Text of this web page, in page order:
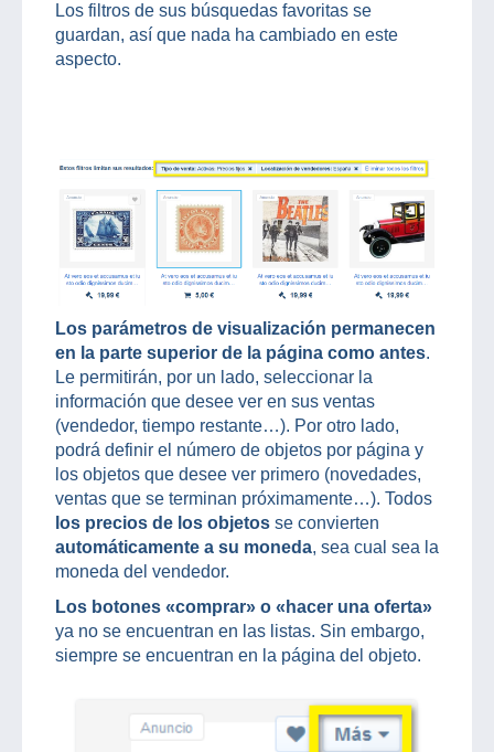
Los filtros de sus búsquedas favoritas se
guardan, así que nada ha cambiado en este
aspecto.
Los parámetros de visualización permanecen
en la parte superior de la página como antes.
Le permitirán, por un lado, seleccionar la
información que desee ver en sus ventas
(vendedor, tiempo restante…). Por otro lado,
podrá definir el número de objetos por página y
los objetos que desee ver primero (novedades,
ventas que se terminan próximamente…). Todos
los precios de los objetos se convierten
automáticamente a su moneda, sea cual sea la
moneda del vendedor.
Los botones «comprar» o «hacer una oferta»
ya no se encuentran en las listas. Sin embargo,
siempre se encuentran en la página del objeto.